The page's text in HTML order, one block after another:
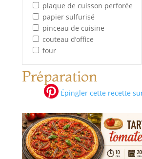
plaque de cuisson perforée
papier sulfurisé
pinceau de cuisine
couteau d’office
four
Préparation
Épingler cette recette